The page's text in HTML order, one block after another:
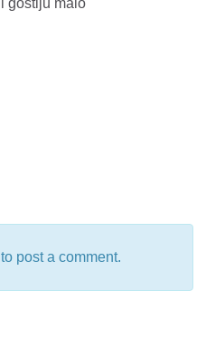
to post a comment.